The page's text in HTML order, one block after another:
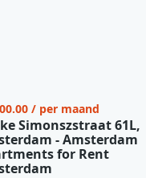
/ per maand
Simonszstraat 61L,
- Amsterdam
for Rent